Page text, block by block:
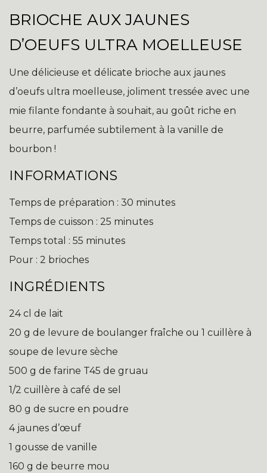
BRIOCHE AUX JAUNES
D’OEUFS ULTRA MOELLEUSE
Une délicieuse et délicate brioche aux jaunes
d’oeufs ultra moelleuse, joliment tressée avec une
mie filante fondante à souhait, au goût riche en
beurre, parfumée subtilement à la vanille de
bourbon !
INFORMATIONS
Temps de préparation : 30 minutes
Temps de cuisson : 25 minutes
Temps total : 55 minutes
Pour : 2 brioches
INGRÉDIENTS
24 cl de lait
20 g de levure de boulanger fraîche ou 1 cuillère à
soupe de levure sèche
500 g de farine T45 de gruau
1/2 cuillère à café de sel
80 g de sucre en poudre
4 jaunes d’œuf
1 gousse de vanille
160 g de beurre mou